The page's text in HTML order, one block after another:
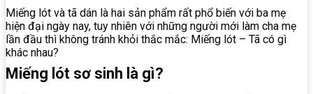
Miếng lót và tã dán là hai sản phẩm rất phổ biến với ba mẹ
hiện đại ngày nay, tuy nhiên với những người mới làm cha mẹ
lần đầu thì không tránh khỏi thắc mắc: Miếng lót – Tã có gì
khác nhau?
Miếng lót sơ sinh là gì?